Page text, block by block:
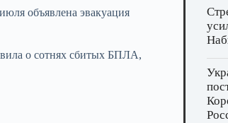
объявлена эвакуация
о сотнях сбитых БПЛА,